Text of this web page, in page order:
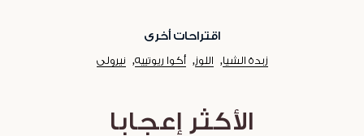
اقتراحات أخرى
زبدة الشيا اللوز أكوا ريوتييه نيرولي
الأكثر إعجابا